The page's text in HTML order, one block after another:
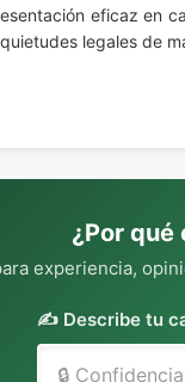
eficaz en
legales de
¿Por qué
experiencia,
✍️ Describe tu